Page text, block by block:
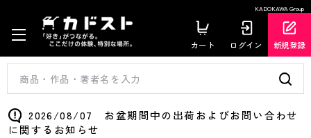
KADOKAWA Group
カート ログイン 新規登録
2026/08/07 お盆期間中の出荷およびお問い合わせ
に関するお知らせ